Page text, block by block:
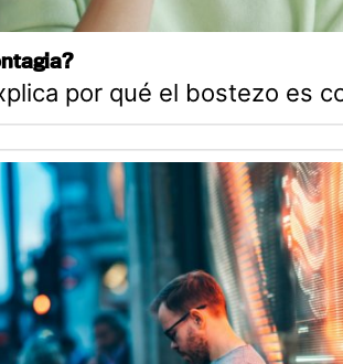
por qué el bostezo es